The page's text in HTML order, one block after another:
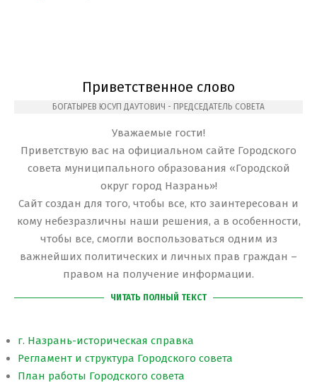
Приветственное слово
БОГАТЫРЕВ ЮСУП ДАУТОВИЧ - ПРЕДСЕДАТЕЛЬ СОВЕТА
Уважаемые гости!
Приветствую вас на официальном сайте Городского
совета муниципального образования «Городской
округ город Назрань»!
Сайт создан для того, чтобы все, кто заинтересован и
кому небезразличны наши решения, а в особенности,
чтобы все, смогли воспользоваться одним из
важнейших политических и личных прав граждан –
правом на получение информации.
ЧИТАТЬ ПОЛНЫЙ ТЕКСТ
г. Назрань-историческая справка
Регламент и структура Городского совета
План работы Городского совета